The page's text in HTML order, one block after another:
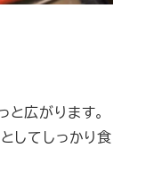
広がります。
してしっかり食